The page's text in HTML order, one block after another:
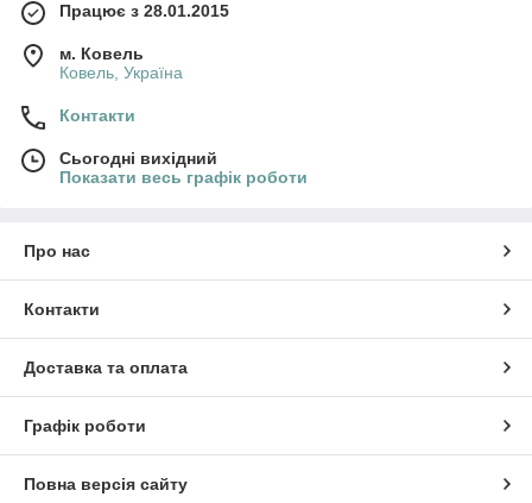
Працює з 28.01.2015
м. Ковель
Ковель, Україна
Контакти
Сьогодні вихідний
Показати весь графік роботи
Про нас
Контакти
Доставка та оплата
Графік роботи
Повна версія сайту